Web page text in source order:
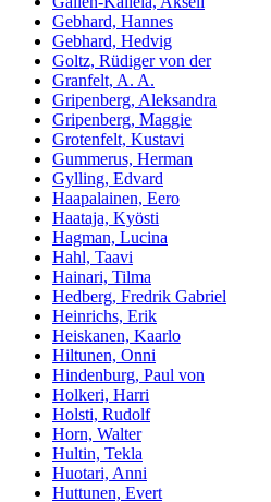
Gebhard, Hannes
Gebhard, Hedvig
Goltz, Rüdiger von der
Granfelt, A. A.
Gripenberg, Aleksandra
Gripenberg, Maggie
Grotenfelt, Kustavi
Gummerus, Herman
Gylling, Edvard
Haapalainen, Eero
Haataja, Kyösti
Hagman, Lucina
Hahl, Taavi
Hainari, Tilma
Hedberg, Fredrik Gabriel
Heinrichs, Erik
Heiskanen, Kaarlo
Hiltunen, Onni
Hindenburg, Paul von
Holkeri, Harri
Holsti, Rudolf
Horn, Walter
Hultin, Tekla
Huotari, Anni
Huttunen, Evert